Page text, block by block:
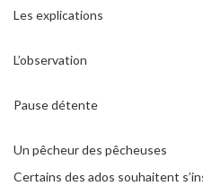
Les explications
L’observation
Pause détente
Un pêcheur des pêcheuses
Certains des ados souhaitent